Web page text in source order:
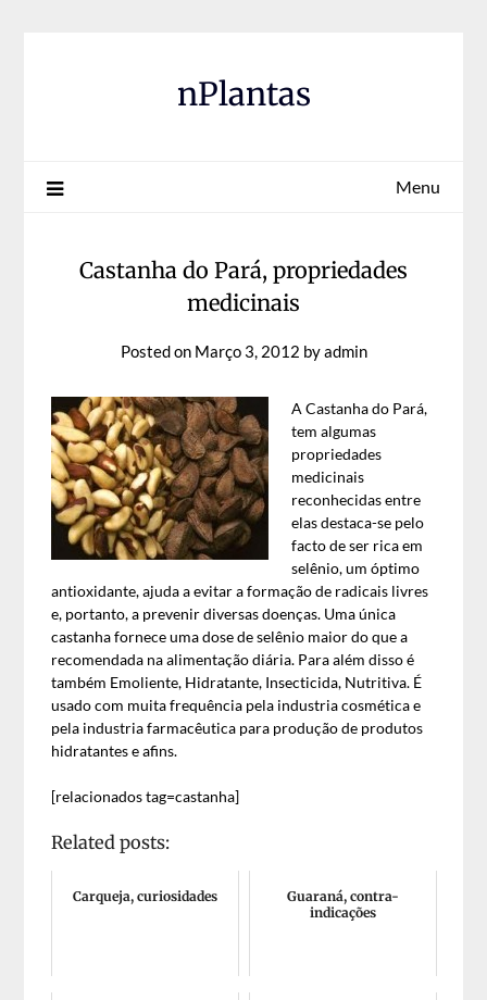
nPlantas
Menu
Castanha do Pará, propriedades
medicinais
Posted on Março 3, 2012 byadmin
A Castanha do Pará,
tem algumas
propriedades
medicinais
reconhecidas entre
elas destaca-se pelo
facto de ser rica em
selênio, um óptimo
antioxidante, ajuda a evitar a formação de radicais livres
e, portanto, a prevenir diversas doenças. Uma única
castanha fornece uma dose de selênio maior do que a
recomendada na alimentação diária. Para além disso é
também Emoliente, Hidratante, Insecticida, Nutritiva. É
usado com muita frequência pela industria cosmética e
pela industria farmacêutica para produção de produtos
hidratantes e afins.
[relacionados tag=castanha]
Related posts:
Carqueja, curiosidades
Guaraná, contra-
indicações